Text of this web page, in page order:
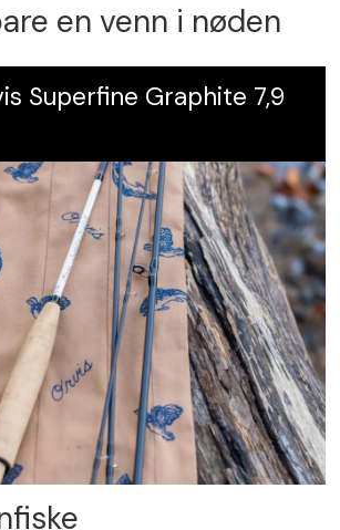
en venn i nøden
Superfine Graphite 7,9